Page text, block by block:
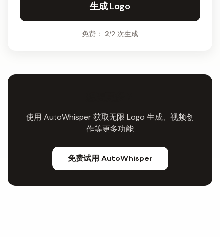
生成 Logo
免费： 2/2 次生成
使用 AutoWhisper 获取无限 Logo 生成、视频创
作等更多功能
免费试用 AutoWhisper